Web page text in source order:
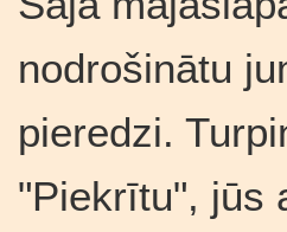
nodrošinātu
pieredzi.
"Piekrītu", jūs